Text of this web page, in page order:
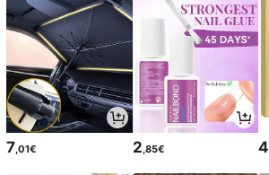
7,01€ 2,85€ 4